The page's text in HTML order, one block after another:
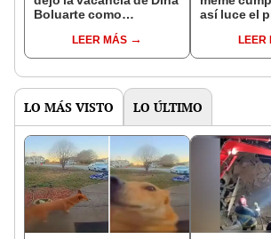
Boluarte como
LEER MÁS
así luce el
LEER
LO MÁS VISTO LO ÚLTIMO